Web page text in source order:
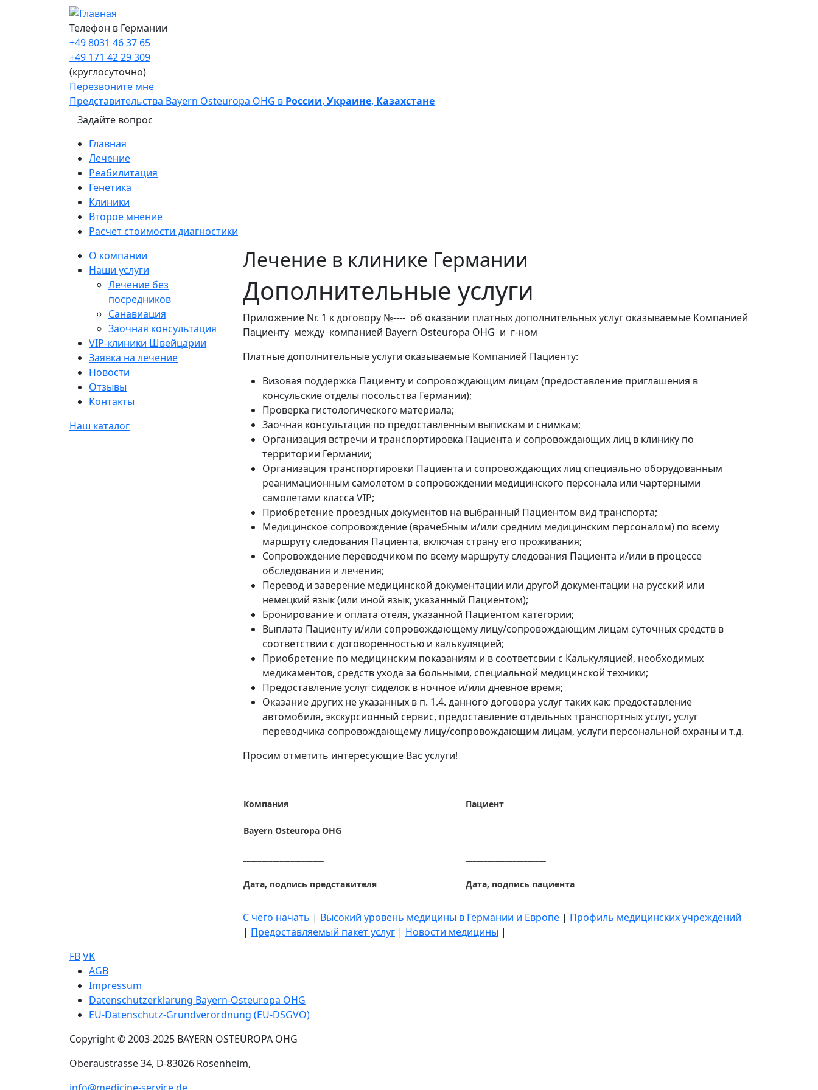
Перейти к основному содержанию
Телефон в Германии
+49 8031 46 37 65
+49 171 42 29 309
(круглосуточно)
Перезвоните мне
Представительства Bayern Osteuropa OHG в России, Украине, Казахстане
Задайте вопрос
Main navigation
Главная
Лечение
Реабилитация
Генетика
Клиники
Второе мнение
Расчет стоимости диагностики
Sidebar
О компании
Наши услуги
Лечение без
посредников
Санавиация
Заочная консультация
VIP-клиники Швейцарии
Заявка на лечение
Новости
Отзывы
Контакты
Наш каталог
Лечение в клинике Германии
Дополнительные услyги
Приложение Nr. 1 к договору №---- об оказании платных дополнительных услуг оказываемые Компанией
Пациенту между компанией Bayern Osteuropa OHG и г-ном
Платные дополнительные услуги оказываемые Компанией Пациенту:
Визовая поддержка Пациенту и сопровождающим лицам (предоставление приглашения в
консульские отделы посольства Германии);
Проверка гистологического материала;
Заочная консультация по предоставленным выпискам и снимкам;
Организация встречи и транспортировка Пациента и сопровождающих лиц в клинику по
территории Германии;
Организация транспортировки Пациента и сопровождающих лиц специально оборудованным
реанимационным самолетом в сопровождении медицинского персонала или чартерными
самолетами класса VIP;
Приобретение проездных документов на выбранный Пациентом вид транспорта;
Медицинское сопровождение (врачебным и/или средним медицинским персоналом) по всему
маршруту следования Пациента, включая страну его проживания;
Сопровождение переводчиком по всему маршруту следования Пациента и/или в процессе
обследования и лечения;
Перевод и заверение медицинской документации или другой документации на русский или
немецкий язык (или иной язык, указанный Пациентом);
Бронирование и оплата отеля, указанной Пациентом категории;
Выплата Пациенту и/или сопровождающему лицу/сопровождающим лицам суточных средств в
соответствии с договоренностью и калькуляцией;
Приобретение по медицинским показаниям и в соответсвии с Калькуляцией, необходимых
медикаментов, средств ухода за больными, специальной медицинской техники;
Предоставление услуг сиделок в ночное и/или дневное время;
Оказание других не указанных в п. 1.4. данного договора услуг таких как: предоставление
автомобиля, экскурсионный сервис, предоставление отдельных транспортных услуг, услуг
переводчика сопровождающему лицу/сопровождающим лицам, услуги персональной охраны и т.д.
Просим отметить интересующие Вас услуги!
Компания
Bayern Osteuropa OHG
Дата, подпись представителя
Пациент
Дата, подпись пациента
С чего начать | Высокий уровень медицины в Германии и Европе | Профиль медицинских учреждений
| Предоставляемый пакет услуг | Новости медицины |
FBVK
Sub footer
AGB
Impressum
Datenschutzerklarung Bayern-Osteuropa OHG
EU-Datenschutz-Grundverordnung (EU-DSGVO)
Copyright © 2003-2025 BAYERN OSTEUROPA OHG
Oberaustrasse 34, D-83026 Rosenheim,